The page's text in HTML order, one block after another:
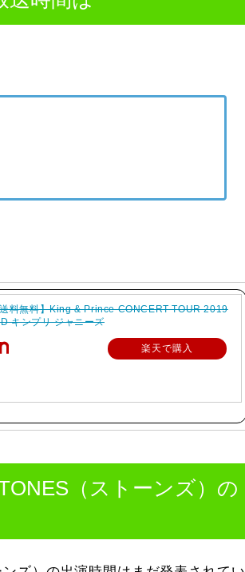
料無料】King & Prince CONCERT TOUR 2019
キンプリ ジャニーズ
楽天で購入
（ストーンズ）の